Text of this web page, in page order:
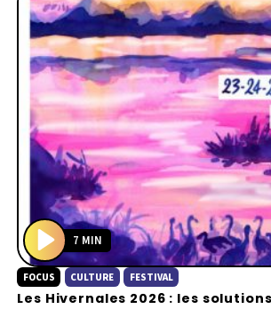
P
l
a
7 MIN
FOCUS CULTURE FESTIVAL
Les Hivernales 2026 : les